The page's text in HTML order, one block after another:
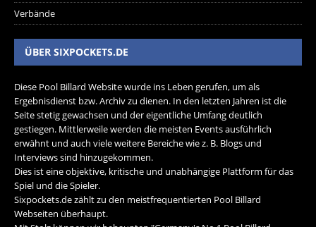
Verbände
ÜBER SIXPOCKETS.DE
Diese Pool Billard Website wurde ins Leben gerufen, um als
Ergebnisdienst bzw. Archiv zu dienen. In den letzten Jahren ist die
Seite stetig gewachsen und der eigentliche Umfang deutlich
gestiegen. Mittlerweile werden die meisten Events ausführlich
erwähnt und auch viele weitere Bereiche wie z. B. Blogs und
Interviews sind hinzugekommen.
Dies ist eine objektive, kritische und unabhängige Plattform für das
Spiel und die Spieler.
Sixpockets.de zählt zu den meistfrequentierten Pool Billard
Webseiten überhaupt.